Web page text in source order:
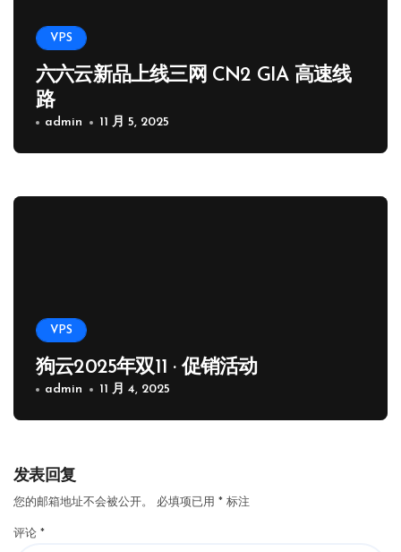
VPS
六六云新品上线三网 CN2 GIA 高速线
路
admin 11 月 5, 2025
VPS
狗云2025年双11 · 促销活动
admin 11 月 4, 2025
发表回复
您的邮箱地址不会被公开。 必填项已用 * 标注
评论 *